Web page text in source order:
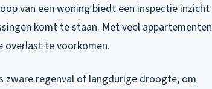
van een woning biedt een inspectie inzicht
komt te staan. Met veel appartementen
overlast te voorkomen.
zware regenval of langdurige droogte, om